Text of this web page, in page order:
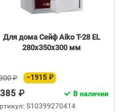
Для дома Сейф Aiko T-28 EL
280x350x300 мм
₽ −1915 ₽
₽
В наличии
S10399270414